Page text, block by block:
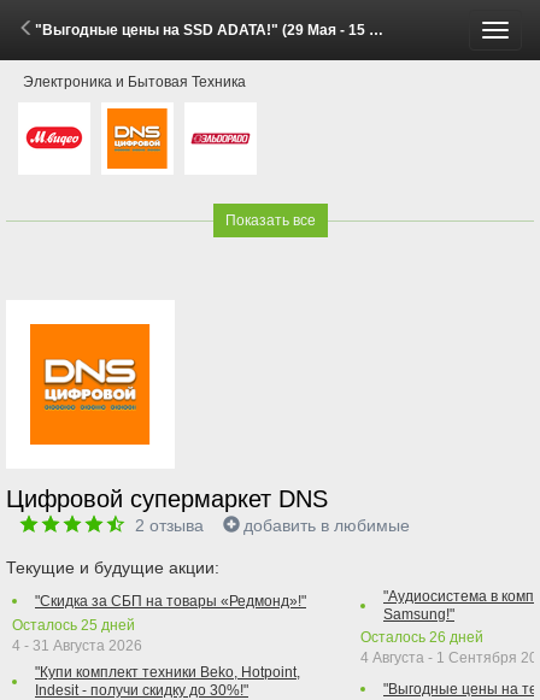
"Выгодные цены на SSD ADATA!" (29 Мая - 15 Июня 2026)
Электроника и Бытовая Техника
Показать все
Цифровой супермаркет DNS
2 отзыва добавить в любимые
Текущие и будущие акции:
"Скидка за СБП на товары «Редмонд»!"
Осталось 25 дней
4 - 31 Августа 2026
"Купи комплект техники Beko, Hotpoint,
Indesit - получи скидку до 30%!"
"Аудиосистема в
Samsung!"
Осталось 26 дней
4 Августа - 1 Сентября
"Выгодные цены на